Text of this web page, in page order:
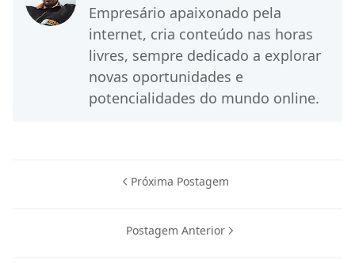
Empresário apaixonado pela
internet, cria conteúdo nas horas
livres, sempre dedicado a explorar
novas oportunidades e
potencialidades do mundo online.
Próxima Postagem
Postagem Anterior